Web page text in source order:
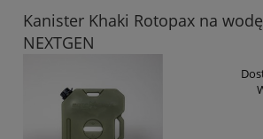
Kanister Khaki Rotopax na
NEXTGEN